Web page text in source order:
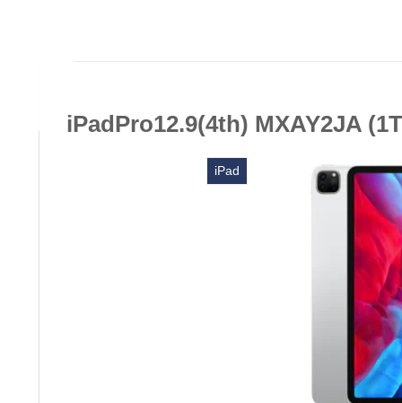
iPadPro12.9(4th) MXAY2JA
iPad